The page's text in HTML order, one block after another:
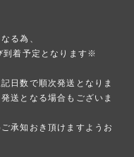
る為、
到着予定となります※
日数で順次発送となりま
送となる場合もございま
承知おき頂けますようお